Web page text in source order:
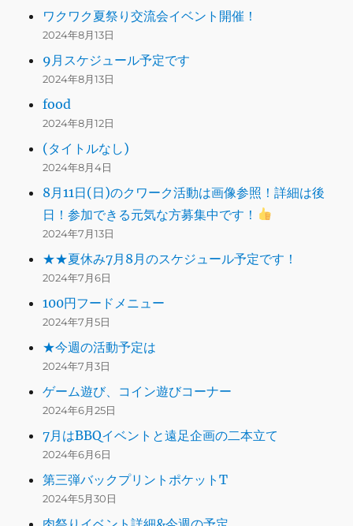
ワクワク夏祭り交流会イベント開催！
2024年8月13日
9月スケジュール予定です
2024年8月13日
food
2024年8月12日
(タイトルなし)
2024年8月4日
8月11日(日)のクワーク活動は画像参照！詳細は後
日！参加できる元気な方募集中です！
2024年7月13日
★★夏休み7月8月のスケジュール予定です！
2024年7月6日
100円フードメニュー
2024年7月5日
★今週の活動予定は
2024年7月3日
ゲーム遊び、コイン遊びコーナー
2024年6月25日
7月はBBQイベントと遠足企画の二本立て
2024年6月6日
第三弾バックプリントポケットT
2024年5月30日